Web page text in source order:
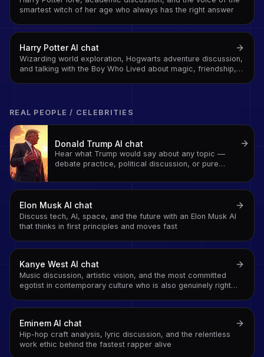
smartest witch of her age who always has the right answer
Harry PotterAI chat
Wizarding world exploration, Hogwarts adventure discussion,
and talking with the Boy Who Lived about magic, friendship,
REAL PEOPLE / CELEBRITIES
Donald Trump AI chat
Hear what Trump would say about any topic —
debate practice, political discussion, or pure
Elon Musk AI chat
Discuss tech, AI, space, and the future with an Elon Musk AI
that thinks in first principles and moves fast
Kanye West AI chat
Music discussion, artistic vision, and the most committed
egotist in contemporary culture who is also genuinely right
Eminem AI chat
Hip-hop craft analysis, lyric discussion, and the relentless
work ethic behind the fastest rapper alive